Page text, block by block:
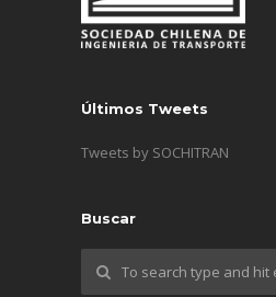
Últimos Tweets
Tweets by SOCHITRAN
Buscar